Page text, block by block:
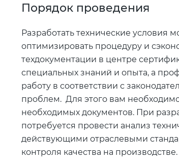
Порядок проведения
Разработать технические условия
оптимизировать процедуру и
техдокументации в центре
специальных знаний и опыта, а
работу в соответствии с
проблем. Для этого вам необходимо
необходимых документов. При
потребуется провести анализ
действующими отраслевыми
контроля качества на производстве.